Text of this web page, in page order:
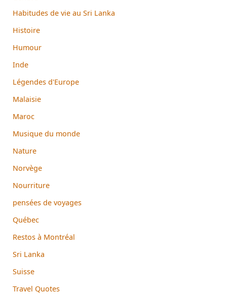
Habitudes de vie au Sri Lanka
Histoire
Humour
Inde
Légendes d'Europe
Malaisie
Maroc
Musique du monde
Nature
Norvège
Nourriture
pensées de voyages
Québec
Restos à Montréal
Sri Lanka
Suisse
Travel Quotes